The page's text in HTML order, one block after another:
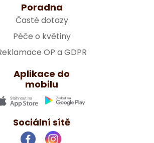
Poradna
Časté dotazy
Péče o květiny
OP a GDPR
Aplikace do
mobilu
Sociální sítě